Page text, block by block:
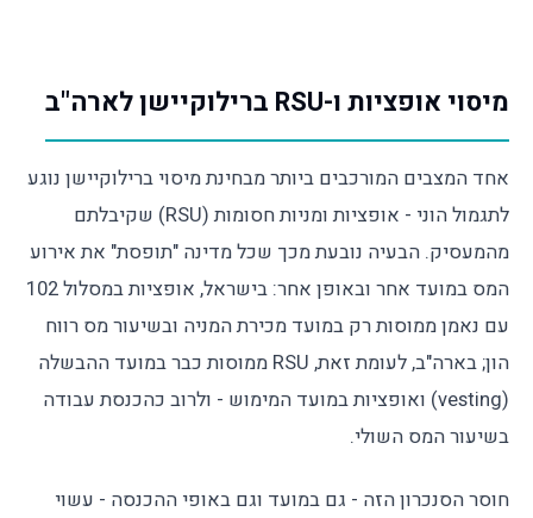
מיסוי אופציות ו-RSU ברילוקיישן לארה"ב
אחד המצבים המורכבים ביותר מבחינת מיסוי ברילוקיישן נוגע
לתגמול הוני - אופציות ומניות חסומות (RSU) שקיבלתם
מהמעסיק. הבעיה נובעת מכך שכל מדינה "תופסת" את אירוע
המס במועד אחר ובאופן אחר: בישראל, אופציות במסלול 102
עם נאמן ממוסות רק במועד מכירת המניה ובשיעור מס רווח
הון; בארה"ב, לעומת זאת, RSU ממוסות כבר במועד ההבשלה
(vesting) ואופציות במועד המימוש - ולרוב כהכנסת עבודה
בשיעור המס השולי.
חוסר הסנכרון הזה - גם במועד וגם באופי ההכנסה - עשוי